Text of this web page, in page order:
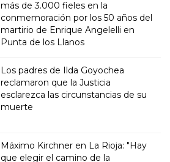
más de 3.000 fieles en la
conmemoración por los 50 años del
martirio de Enrique Angelelli en
Punta de los Llanos
Los padres de Ilda Goyochea
reclamaron que la Justicia
esclarezca las circunstancias de su
muerte
Máximo Kirchner en La Rioja: "Hay
que elegir el camino de la